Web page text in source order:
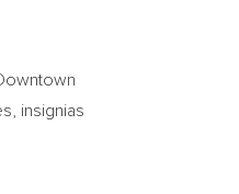
insignias